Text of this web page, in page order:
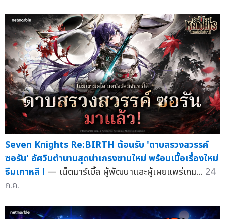
Seven Knights Re:BIRTH ต้อนรับ 'ดาบสรวงสวรรค์
ซอรัน' อัศวินตำนานสุดน่าเกรงขามใหม่ พร้อมเนื้อเรื่องใหม่
ธีมเกาหลี ! — เน็ตมาร์เบิ้ล ผู้พัฒนาและผู้เผยแพร่เกม... 24
ก.ค.